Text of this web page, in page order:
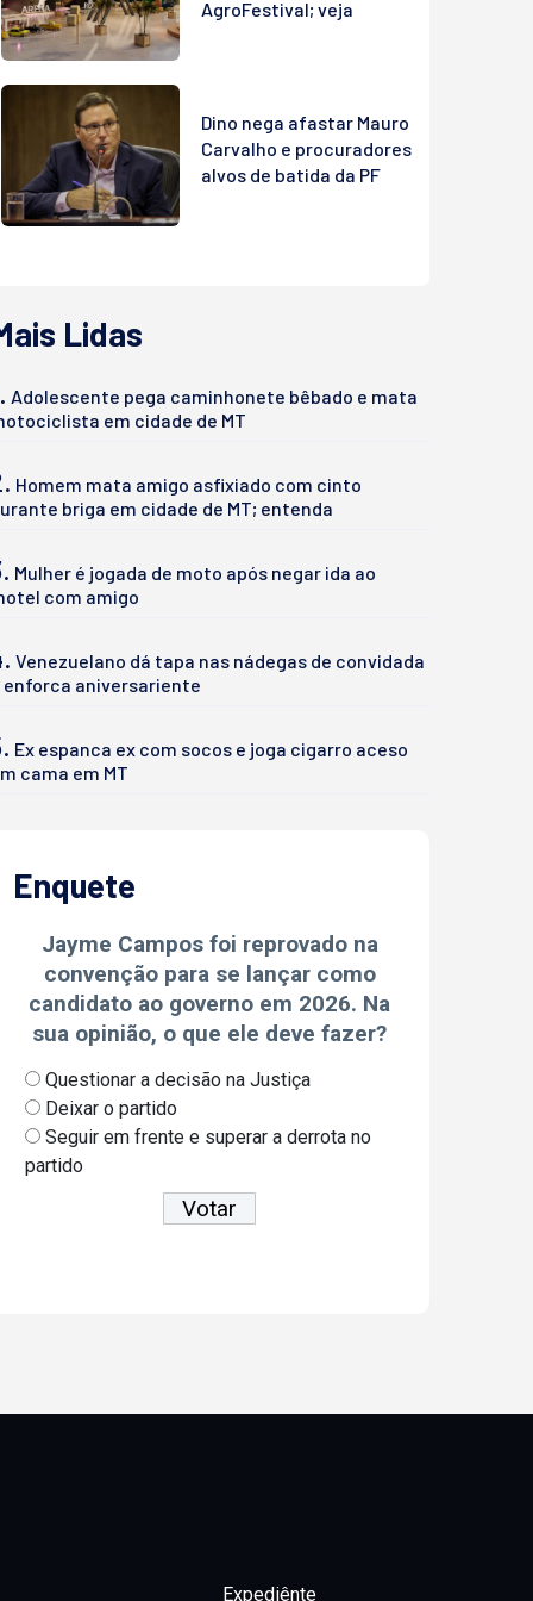
AgroFestival; veja
Dino nega afastar Mauro
Carvalho e procuradores
alvos de batida da PF
Lidas
Adolescente pega caminhonete bêbado e mata
em cidade de MT
Homem mata amigo asfixiado com cinto
briga em cidade de MT; entenda
Mulher é jogada de moto após negar ida ao
com amigo
Venezuelano dá tapa nas nádegas de convidada
enforca aniversariente
Ex espanca ex com socos e joga cigarro aceso
cama em MT
Enquete
Jayme Campos foi reprovado na
convenção para se lançar como
candidato ao governo em 2026. Na
sua opinião, o que ele deve fazer?
Questionar a decisão na Justiça
Deixar o partido
Seguir em frente e superar a derrota no
partido
Expediênte